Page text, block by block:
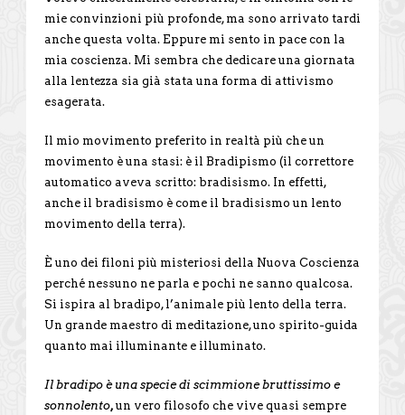
mie convinzioni più profonde, ma sono arrivato tardi
anche questa volta. Eppure mi sento in pace con la
mia coscienza. Mi sembra che dedicare una giornata
alla lentezza sia già stata una forma di attivismo
esagerata.
Il mio movimento preferito in realtà più che un
movimento è una stasi: è il Bradipismo (il correttore
automatico aveva scritto: bradisismo. In effetti,
anche il bradisismo è come il bradisismo un lento
movimento della terra).
È uno dei filoni più misteriosi della Nuova Coscienza
perché nessuno ne parla e pochi ne sanno qualcosa.
Si ispira al bradipo, l’animale più lento della terra.
Un grande maestro di meditazione, uno spirito-guida
quanto mai illuminante e illuminato.
Il bradipo è una specie di scimmione bruttissimo e
sonnolento,un vero filosofo che vive quasi sempre